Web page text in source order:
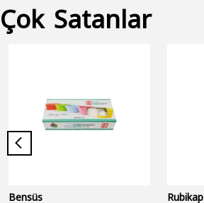
Çok Satanlar
Bensüs Rubikap